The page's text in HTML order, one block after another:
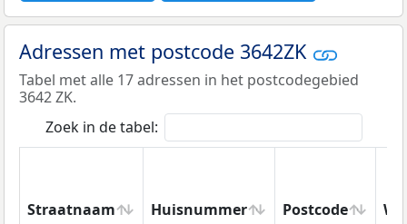
Adressen met postcode 3642ZK
Tabel met alle 17 adressen in het postcodegebied
3642 ZK.
Zoek in de tabel:
Straatnaam Huisnummer Postcode